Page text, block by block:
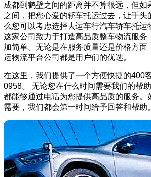
成都到鹤壁之间的距离并不算很远，但如
之间，把您心爱的轿车托运过去，让手头
么您可以考虑选择去运车行汽车轿车托运
这家公司致力于打造高品质整车物流服务
加简单。无论是在服务质量还是价格方面
运物流平台公司都是用户们的优选。
在这里，我们提供了一个方便快捷的400
0958。 无论您在什么时间需要我们的帮
都能够通过电话为您提供高品质的服务。
需要，我们都会第一时间给予回答和帮助。